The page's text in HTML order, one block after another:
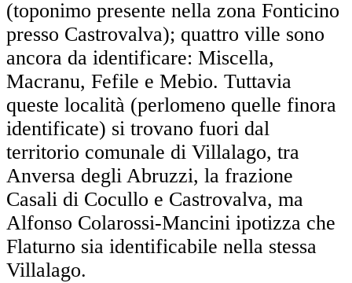
(toponimo presente nella zona Fonticino
presso Castrovalva); quattro ville sono
ancora da identificare: Miscella,
Macranu, Fefile e Mebio. Tuttavia
queste località (perlomeno quelle finora
identificate) si trovano fuori dal
territorio comunale di Villalago, tra
Anversa degli Abruzzi, la frazione
Casali di Cocullo e Castrovalva, ma
Alfonso Colarossi-Mancini ipotizza che
Flaturno sia identificabile nella stessa
Villalago.